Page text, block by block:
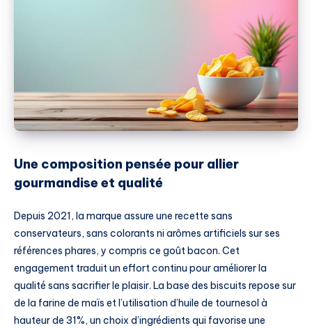
Une composition pensée pour allier
gourmandise et qualité
Depuis 2021, la marque assure une recette sans
conservateurs, sans colorants ni arômes artificiels sur ses
références phares, y compris ce goût bacon. Cet
engagement traduit un effort continu pour améliorer la
qualité sans sacrifier le plaisir. La base des biscuits repose sur
de la farine de maïs et l’utilisation d’huile de tournesol à
hauteur de 31%, un choix d’ingrédients qui favorise une